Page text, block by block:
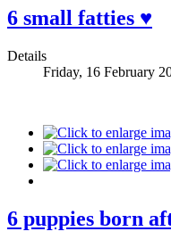
6 small fatties ♥️
Details
Friday, 16 February
6 puppies born